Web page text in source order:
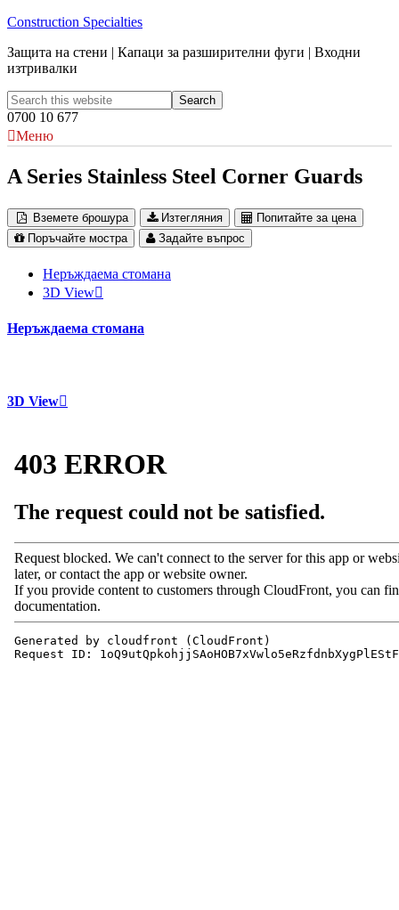
Construction Specialties
Защита на стени | Капаци за разширителни фуги | Входни
изтривалки
0700 10 677
Меню
A Series Stainless Steel Corner Guards
Вземете брошура Изтегляния
Попитайте за цена
Поръчайте мостра
Задайте въпрос
Неръждаема стомана
3D View
Неръждаема стомана
3D View